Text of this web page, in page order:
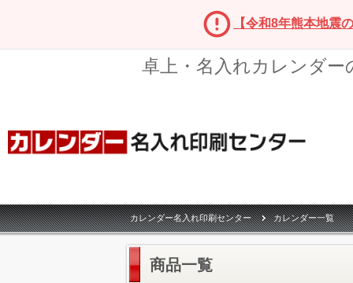
【令和8年熊本地震
卓上・名入れカレンダ
カレンダー名入れ印刷センター カレンダー一覧
商品一覧